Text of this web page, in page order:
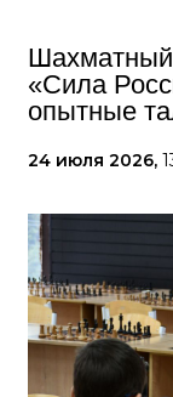
«Сила
опытные
24 июля 2026,